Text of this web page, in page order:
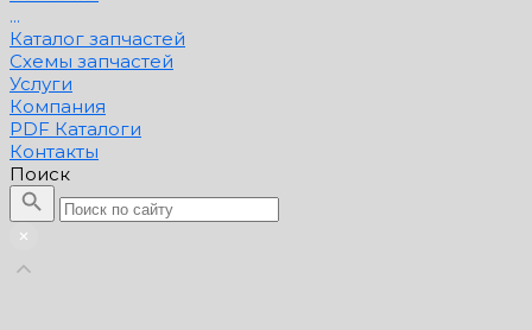
...
Каталог запчастей
Схемы запчастей
Услуги
Компания
PDF Каталоги
Контакты
Поиск